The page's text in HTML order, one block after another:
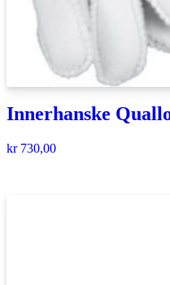
Innerhanske
kr730,00